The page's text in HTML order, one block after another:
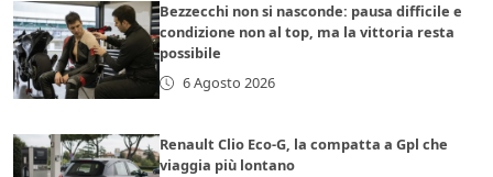
Bezzecchi non si nasconde: pausa difficile e
condizione non al top, ma la vittoria resta
possibile
6 Agosto 2026
Renault Clio Eco-G, la compatta a Gpl che
viaggia più lontano